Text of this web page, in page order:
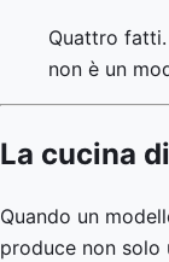
Quattro
non è un
La cucina
Quando un
produce non solo